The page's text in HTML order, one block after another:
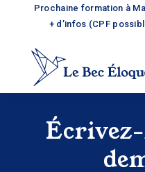
Prochaine formation à
+ d’infos (CPF